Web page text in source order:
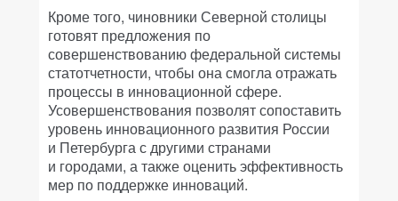
Кроме того, чиновники Северной столицы
готовят предложения по
совершенствованию федеральной системы
статотчетности, чтобы она смогла отражать
процессы в инновационной сфере.
Усовершенствования позволят сопоставить
уровень инновационного развития России
и Петербурга с другими странами
и городами, а также оценить эффективность
мер по поддержке инноваций.